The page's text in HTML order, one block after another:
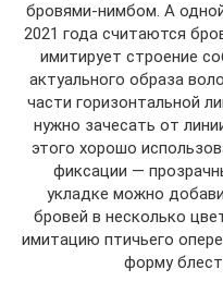
бровями-нимбом. А
2021 года считаются
имитирует строение
актуального образа
части горизонтальной
нужно зачесать от
этого хорошо
фиксации —
укладке можно
бровей в несколько
имитацию птичьего
форму